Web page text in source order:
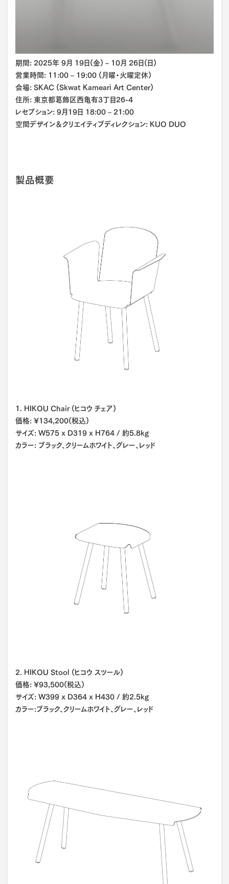
期間: 2025年 9月 19日(金) – 10月 26日(日)
営業時間: 11:00 – 19:00 (月曜・火曜定休)
会場: SKAC (Skwat Kameari Art Center)
住所: 東京都葛飾区西亀有3丁目26-4
レセプション: 9月19日 18:00 – 21:00
空間デザイン＆クリエイティブディレクション: KUO DUO
製品概要
1. HIKOU Chair (ヒコウ チェア)
価格: ¥134,200(税込)
サイズ: W575 x D319 x H764 / 約5.8kg
カラー: ブラック、クリームホワイト、グレー、レッド
2. HIKOU Stool (ヒコウ スツール)
価格: ¥93,500(税込)
サイズ: W399 x D364 x H430 / 約2.5kg
カラー:ブラック、クリームホワイト、グレー、レッド